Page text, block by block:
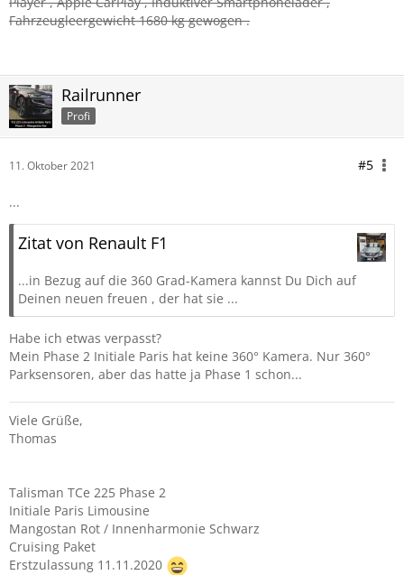
Fahrzeugleergewicht 1680 kg gewogen .
Railrunner
Profi
11. Oktober 2021 #5
...
Zitat von Renault F1
...in Bezug auf die 360 Grad-Kamera kannst Du Dich auf
Deinen neuen freuen , der hat sie ...
Habe ich etwas verpasst?
Mein Phase 2 Initiale Paris hat keine 360° Kamera. Nur 360°
Parksensoren, aber das hatte ja Phase 1 schon...
Viele Grüße,
Thomas
Talisman TCe 225 Phase 2
Initiale Paris Limousine
Mangostan Rot / Innenharmonie Schwarz
Cruising Paket
Erstzulassung 11.11.2020